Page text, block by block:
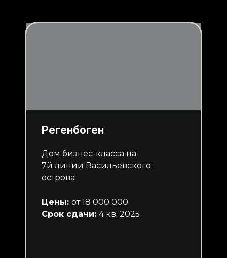
Регенбоген
Дом бизнес-класса на
7й линии Васильевского
острова
Цены: от 18 000 000
Срок сдачи: 4 кв. 2025